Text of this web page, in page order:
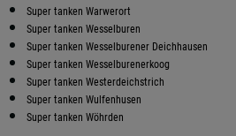
Super tanken Warwerort
Super tanken Wesselburen
Super tanken Wesselburener Deichhausen
Super tanken Wesselburenerkoog
Super tanken Westerdeichstrich
Super tanken Wulfenhusen
Super tanken Wöhrden